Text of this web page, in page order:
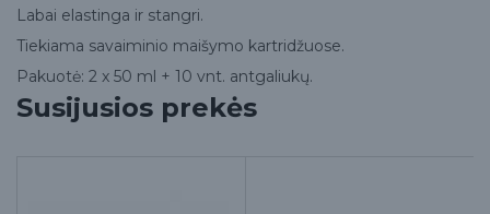
Labai elastinga ir stangri.
Tiekiama savaiminio maišymo kartridžuose.
Pakuotė: 2 x 50 ml + 10 vnt. antgaliukų.
Susijusios prekės